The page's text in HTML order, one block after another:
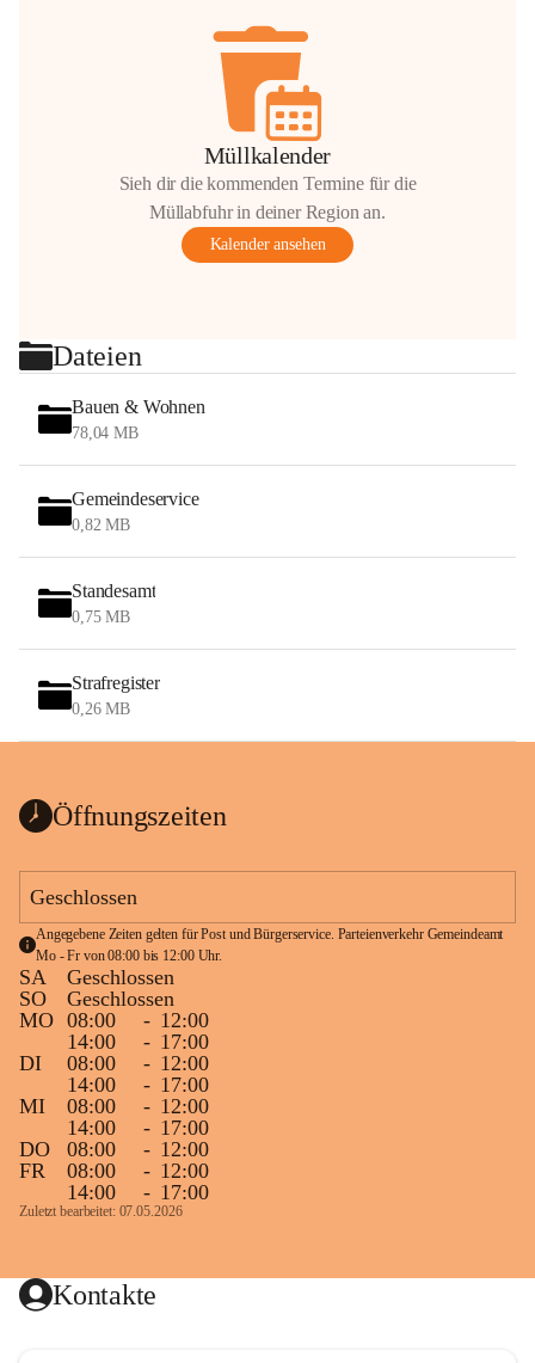
Müllkalender
Sieh dir die kommenden Termine für die
Müllabfuhr in deiner Region an.
Kalender ansehen
Dateien
Bauen & Wohnen
78,04 MB
Gemeindeservice
0,82 MB
Standesamt
0,75 MB
Strafregister
0,26 MB
Öffnungszeiten
Geschlossen
Angegebene Zeiten gelten für Post und Bürgerservice. Parteienverkehr Gemeindeamt
Mo - Fr von 08:00 bis 12:00 Uhr.
SA
Geschlossen
SO
Geschlossen
MO 08:00 - 12:00
14:00
- 17:00
DI
08:00 - 12:00
14:00
- 17:00
MI
08:00 - 12:00
14:00
- 17:00
DO
08:00 - 12:00
FR
08:00 - 12:00
14:00
- 17:00
Zuletzt bearbeitet: 07.05.2026
Kontakte